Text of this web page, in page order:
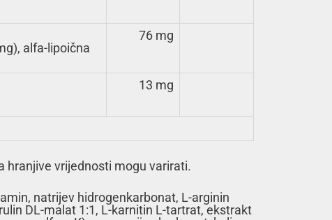
alfa-lipoična
76 mg
13 mg
hranjive vrijednosti mogu varirati.
natrijev hidrogenkarbonat, L-arginin
DL-malat 1:1, L-karnitin L-tartrat, ekstrakt